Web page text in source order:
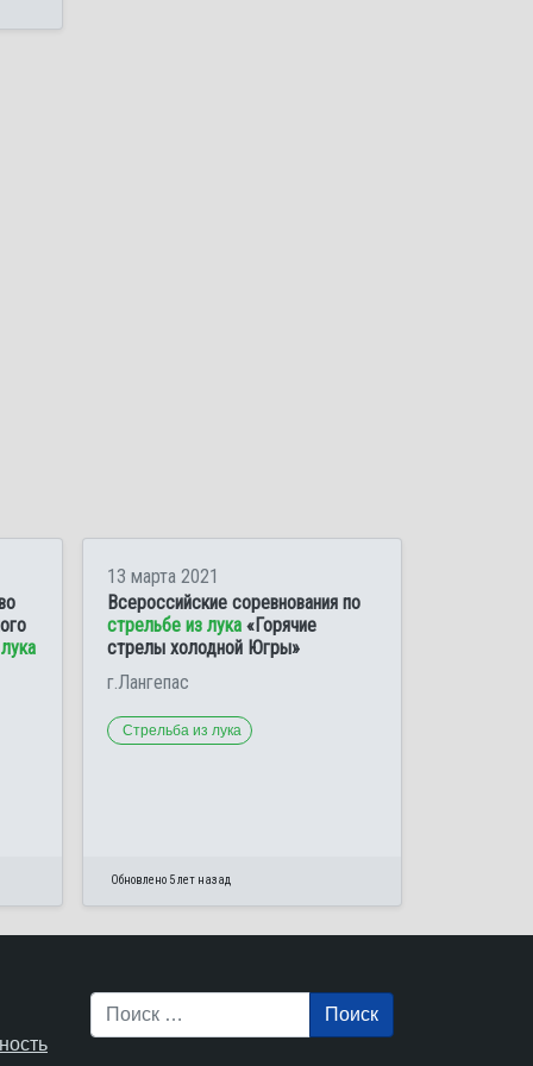
13 марта 2021
Всероссийские соревнования по
стрельбе из лука «Горячие
стрелы холодной Югры»
г.Лангепас
Стрельба из лука
Обновлено 5 лет назад
Поиск